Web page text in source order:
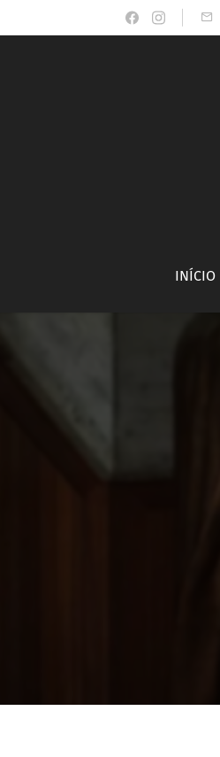
INÍCIO